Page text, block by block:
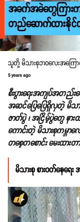
အခက်အခဲတွေကြားက
တည်ဆောက်ထားနိုင်
သူတို့ မိသားစုဘဝလေးအကြော
5 years ago
စီးပွားရေးအကျပ်အတ
အဆင်ပြေပြေရှိလှတဲ့ မိသ
ဇာတ်ပွဲ ၊ အငြိမ့်ပွဲတွေ နာ
ကောင်းတဲ့ မိသားစုကမ္ဘာ
တစေ့တစောင်း မေးထာ
မိသားစု စားဝတ်နေရေး